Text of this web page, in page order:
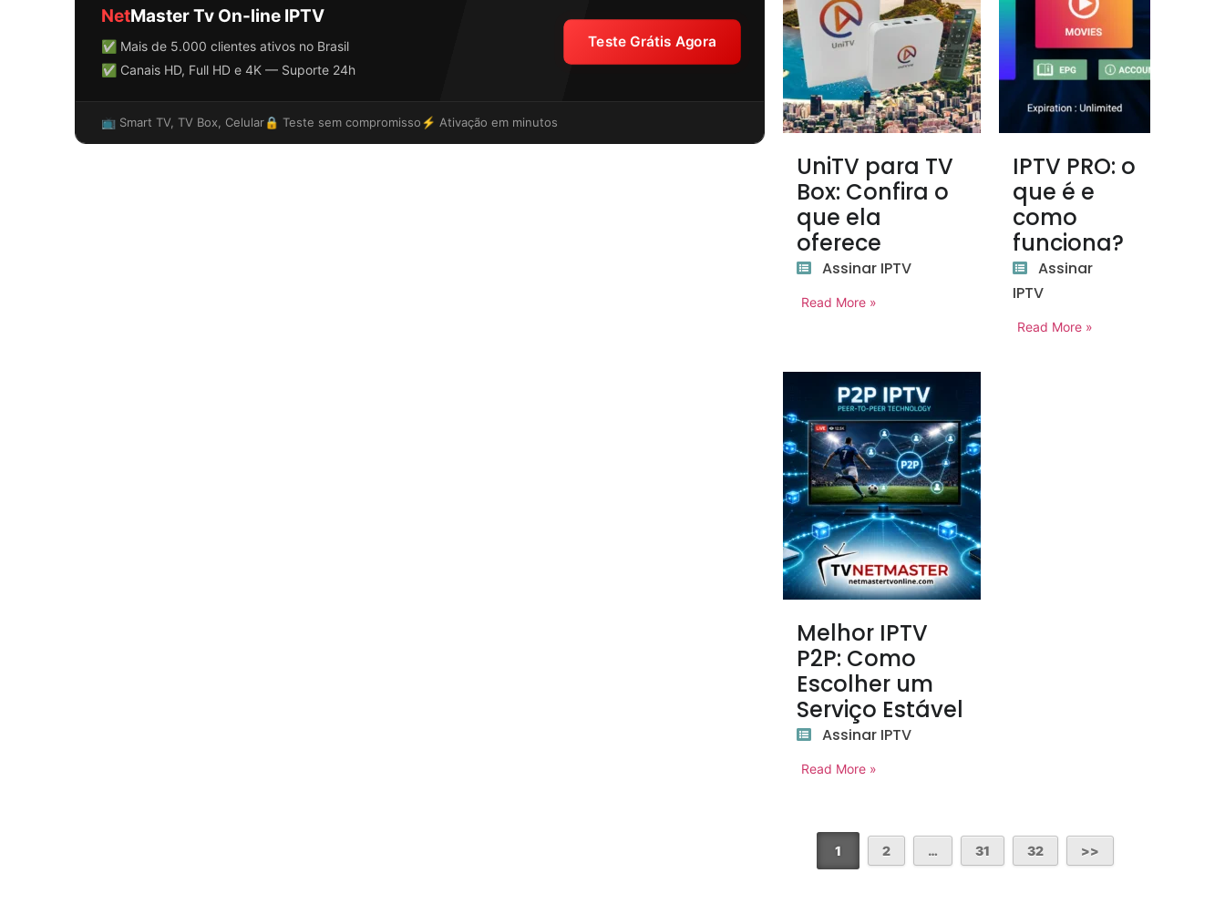
NetMaster Tv On-line IPTV
✅ Mais de 5.000 clientes ativos no Brasil
✅ Canais HD, Full HD e 4K — Suporte 24h
Teste Grátis Agora
📺 Smart TV, TV Box, Celular🔒 Teste sem compromisso⚡ Ativação em minutos
UniTV para TV
Box: Confira o
que ela
oferece
Assinar IPTV
Read More »
IPTV PRO: o
que é e
como
funciona?
Assinar
IPTV
Read More »
Melhor IPTV
P2P: Como
Escolher um
Serviço Estável
Assinar IPTV
Read More »
1 2 … 31 32